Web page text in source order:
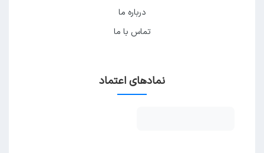
درباره ما
تماس با ما
نمادهای اعتماد